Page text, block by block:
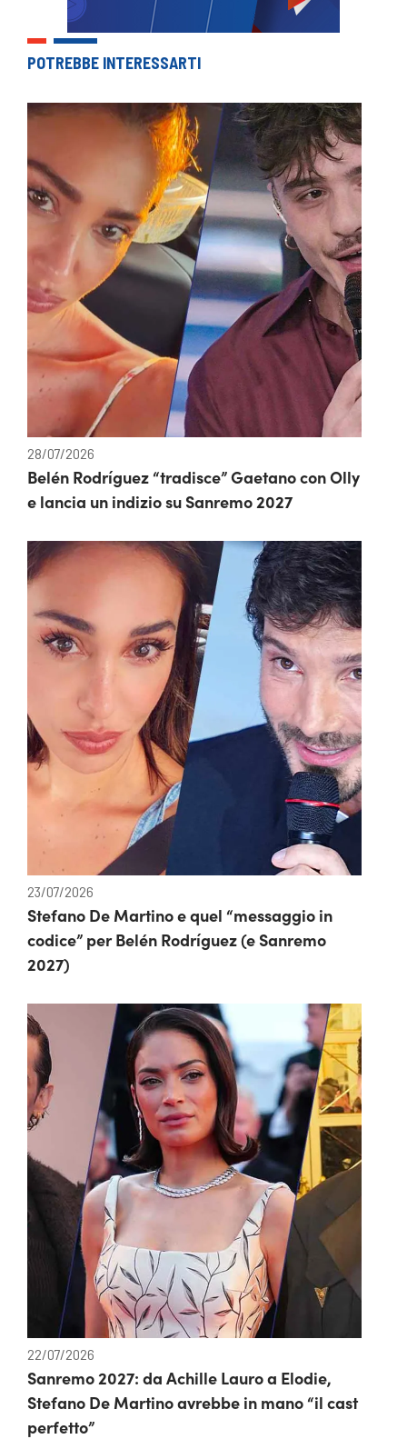
POTREBBE INTERESSARTI
28/07/2026
Belén Rodríguez “tradisce” Gaetano con Olly
e lancia un indizio su Sanremo 2027
23/07/2026
Stefano De Martino e quel “messaggio in
codice” per Belén Rodríguez (e Sanremo
2027)
22/07/2026
Sanremo 2027: da Achille Lauro a Elodie,
Stefano De Martino avrebbe in mano “il cast
perfetto”